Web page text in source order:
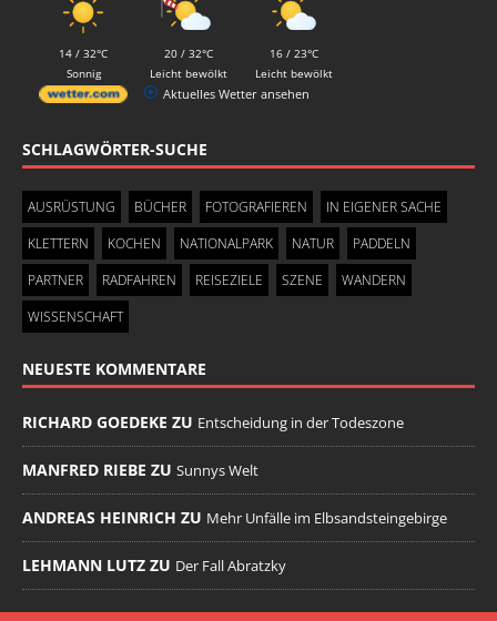
14 / 32°C
Sonnig
20 / 32°C
Leicht bewölkt
16 / 23°C
Leicht bewölkt
Aktuelles Wetter ansehen
SCHLAGWÖRTER-SUCHE
AUSRÜSTUNG BÜCHER FOTOGRAFIEREN
IN EIGENER SACHE
KLETTERN
KOCHEN NATIONALPARK NATUR
PADDELN
PARTNER
RADFAHREN REISEZIELE SZENE
WANDERN
WISSENSCHAFT
NEUESTE KOMMENTARE
RICHARD GOEDEKE ZU Entscheidung in der Todeszone
MANFRED RIEBE ZU Sunnys Welt
ANDREAS HEINRICH ZU Mehr Unfälle im Elbsandsteingebirge
LEHMANN LUTZ ZU Der Fall Abratzky